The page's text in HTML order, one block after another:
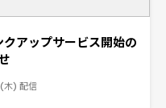
クアップサービス開始の
木) 配信